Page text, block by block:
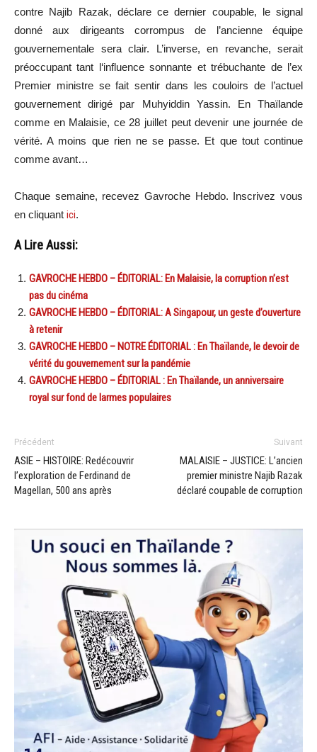
contre Najib Razak, déclare ce dernier coupable, le signal
donné aux dirigeants corrompus de l’ancienne équipe
gouvernementale sera clair. L’inverse, en revanche, serait
préoccupanttant l‘influence sonnante et trébuchante de l’ex
Premier ministre se fait sentir dans les couloirs de l’actuel
gouvernement dirigé par MuhyiddinYassin. En Thaïlande
comme en Malaisie, ce 28 juillet peut devenir une journée de
vérité. Amoins que rien ne se passe. Et que tout continue
comme avant…
Chaque semaine, recevez Gavroche Hebdo. Inscrivez vous
en cliquant ici.
A Lire Aussi:
GAVROCHE HEBDO – ÉDITORIAL: En Malaisie, la corruption n’est
pas du cinéma
GAVROCHE HEBDO – ÉDITORIAL: A Singapour, un geste d’ouverture
à retenir
GAVROCHE HEBDO – NOTRE ÉDITORIAL : En Thaïlande, le devoir de
vérité du gouvernement sur la pandémie
GAVROCHE HEBDO – ÉDITORIAL : En Thaïlande, un anniversaire
royal sur fond de larmes populaires
Précédent
ASIE – HISTOIRE: Redécouvrir
l’exploration de Ferdinand de
Magellan, 500 ans après
Suivant
MALAISIE – JUSTICE: L’ancien
premier ministre Najib Razak
déclaré coupable de corruption